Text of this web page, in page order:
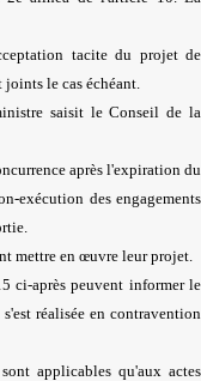
tacite du projet de
le cas échéant.
saisit le Conseil de la
après l'expiration du
exécution des engagements
mettre en œuvre leur projet.
ci-après peuvent informer le
réalisée en contravention
applicables qu'aux actes